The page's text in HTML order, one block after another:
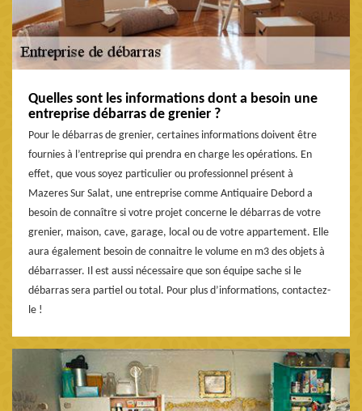
Quelles sont les informations dont a besoin une
entreprise débarras de grenier ?
Pour le débarras de grenier, certaines informations doivent être
fournies à l’entreprise qui prendra en charge les opérations. En
effet, que vous soyez particulier ou professionnel présent à
Mazeres Sur Salat, une entreprise comme Antiquaire Debord a
besoin de connaître si votre projet concerne le débarras de votre
grenier, maison, cave, garage, local ou de votre appartement. Elle
aura également besoin de connaitre le volume en m3 des objets à
débarrasser. Il est aussi nécessaire que son équipe sache si le
débarras sera partiel ou total. Pour plus d’informations, contactez-
le !